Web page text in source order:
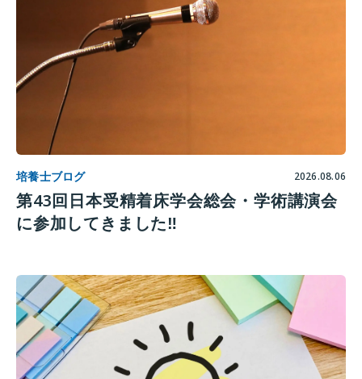
培養士ブログ 2026.08.06
第43回日本受精着床学会総会・学術講演会
に参加してきました‼